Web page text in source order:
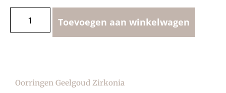
Toevoegen aan winkelwagen
Oorringen Geelgoud Zirkonia